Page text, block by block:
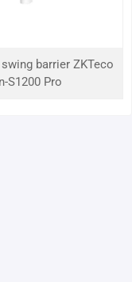
chất lượng đảm
barrier ZKTeco
S1200 Pro